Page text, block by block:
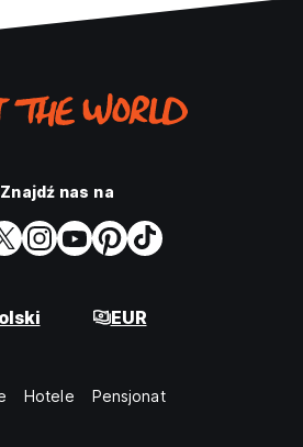
Znajdź nas na
EUR
Hotele Pensjonat